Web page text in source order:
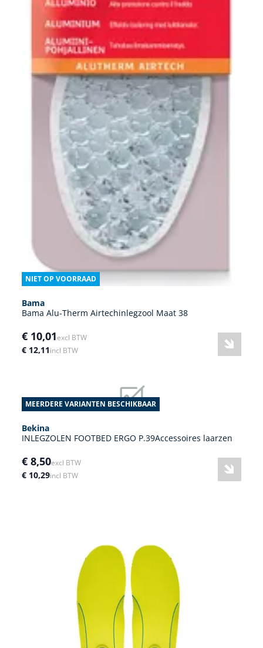
NIET OP VOORRAAD
Bama
Bama Alu-Therm Airtechinlegzool Maat 38
€ 10,01excl BTW
€ 12,11incl BTW
MEERDERE VARIANTEN BESCHIKBAAR
Bekina
INLEGZOLEN FOOTBED ERGO P.39Accessoires laarzen
€ 8,50excl BTW
€ 10,29incl BTW